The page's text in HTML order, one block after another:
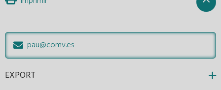
pau@comv.es
EXPORT